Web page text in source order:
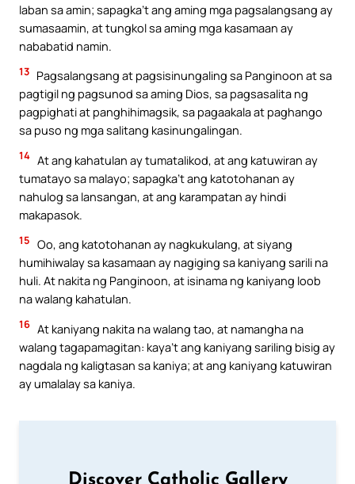
laban sa amin; sapagka’t ang aming mga pagsalangsang ay
sumasaamin, at tungkol sa aming mga kasamaan ay
nababatid namin.
13 Pagsalangsang at pagsisinungaling sa Panginoon at sa
pagtigil ng pagsunod sa aming Dios, sa pagsasalita ng
pagpighati at panghihimagsik, sa pagaakala at paghango
sa puso ng mga salitang kasinungalingan.
14 At ang kahatulan ay tumatalikod, at ang katuwiran ay
tumatayo sa malayo; sapagka’t ang katotohanan ay
nahulog sa lansangan, at ang karampatan ay hindi
makapasok.
15 Oo, ang katotohanan ay nagkukulang, at siyang
humihiwalay sa kasamaan ay nagiging sa kaniyang sarili na
huli. At nakita ng Panginoon, at isinama ng kaniyang loob
na walang kahatulan.
16 At kaniyang nakita na walang tao, at namangha na
walang tagapamagitan: kaya’t ang kaniyang sariling bisig ay
nagdala ng kaligtasan sa kaniya; at ang kaniyang katuwiran
ay umalalay sa kaniya.
Discover Catholic Gallery